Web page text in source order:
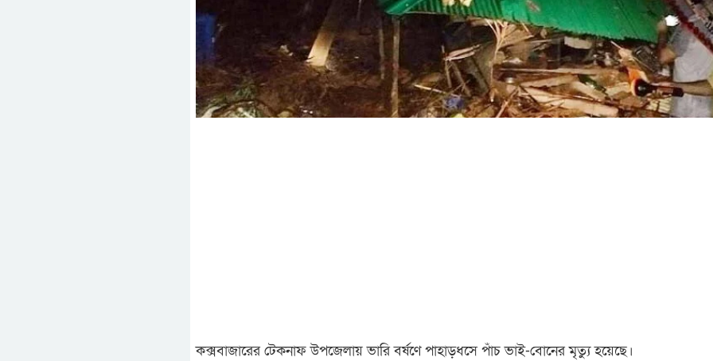
কক্সবাজারের টেকনাফ উপজেলায় ভারি বর্ষণে পাহাড়ধসে পাঁচ ভাই-বোনের মৃত্যু হয়েছে।